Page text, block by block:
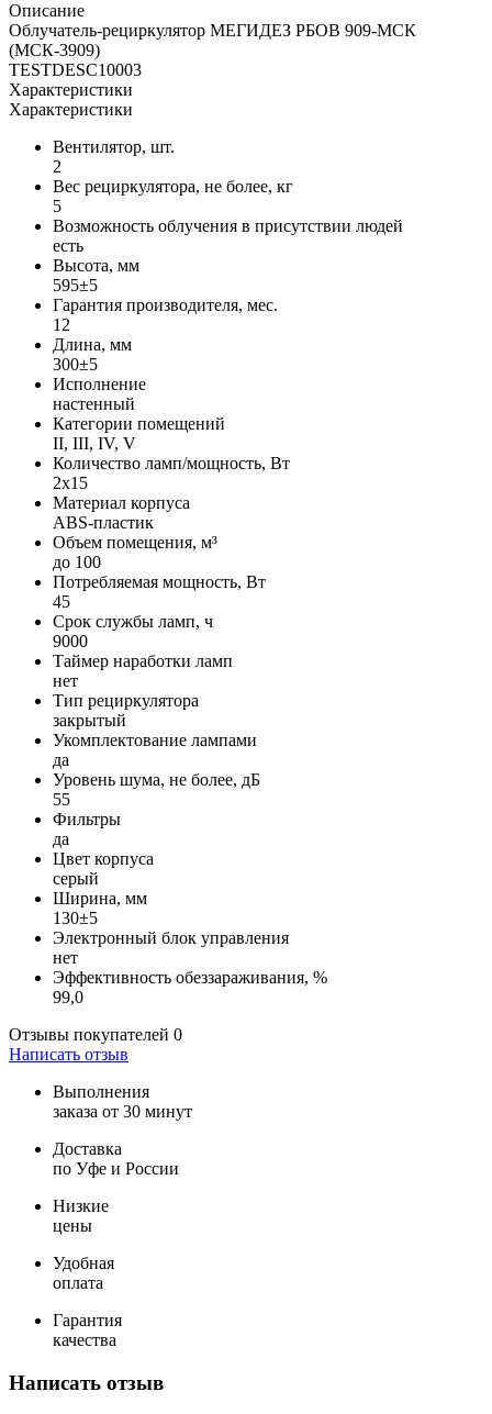
Описание
Облучатель-рециркулятор МЕГИДЕЗ РБОВ 909-МСК
(МСК-3909)
TESTDESC10003
Характеристики
Характеристики
Вентилятор, шт.
2
Вес рециркулятора, не более, кг
5
Возможность облучения в присутствии людей
есть
Высота, мм
595±5
Гарантия производителя, мес.
12
Длина, мм
300±5
Исполнение
настенный
Категории помещений
II, III, IV, V
Количество ламп/мощность, Вт
2х15
Материал корпуса
ABS-пластик
Объем помещения, м³
до 100
Потребляемая мощность, Вт
45
Срок службы ламп, ч
9000
Таймер наработки ламп
нет
Тип рециркулятора
закрытый
Укомплектование лампами
да
Уровень шума, не более, дБ
55
Фильтры
да
Цвет корпуса
серый
Ширина, мм
130±5
Электронный блок управления
нет
Эффективность обеззараживания, %
99,0
Отзывы покупателей 0
Написать отзыв
Выполнения
заказа от 30 минут
Доставка
по Уфе и России
Низкие
цены
Удобная
оплата
Гарантия
качества
Написать отзыв